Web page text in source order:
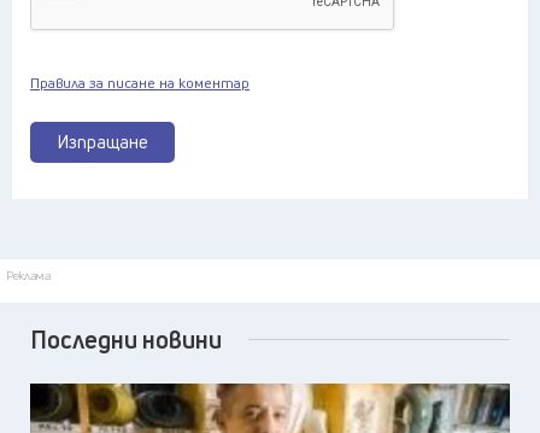
Изпращане
Правила за писане на коментар
Реклама
Последни новини